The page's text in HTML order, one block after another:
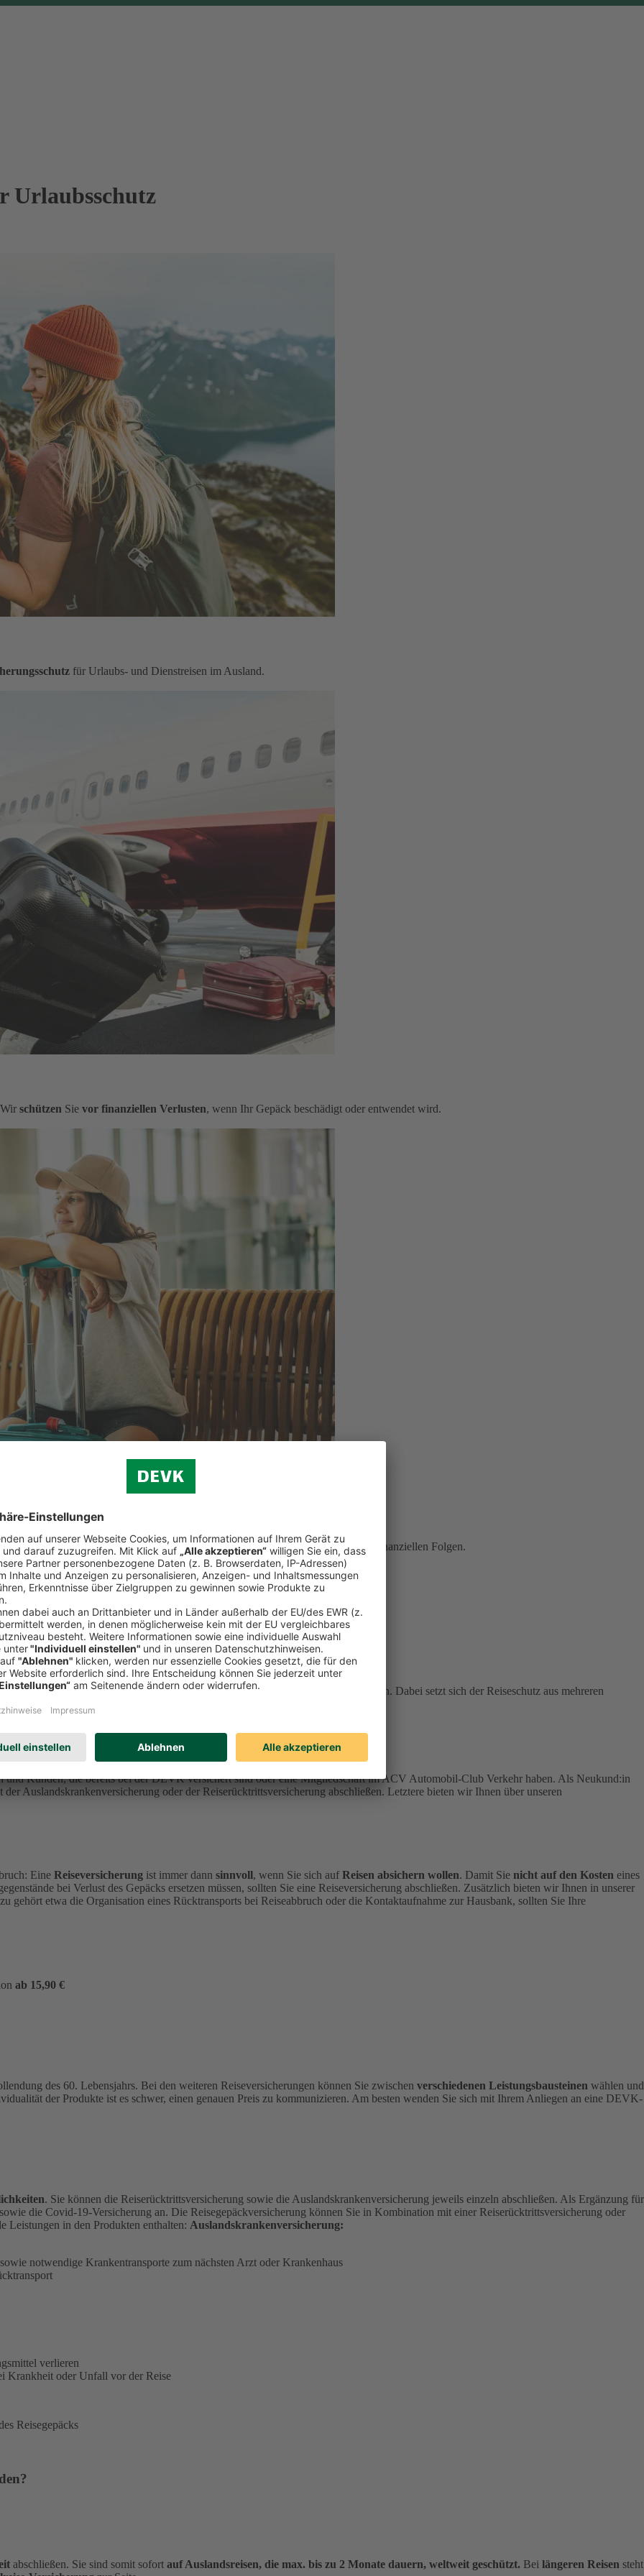
Urlaubsschutz
für Urlaubs- und Dienstreisen im Ausland.
schützen Sie vor finanziellen Verlusten, wenn Ihr Gepäck beschädigt oder entwendet wird.
Sie dieReiserücktrittsversicherung der ERGO Reiseversicherungvor den finanziellen Folgen.
durch Krankheit, Stornierung, Abbruch oder Gepäckverlust
entstehen können. Dabei setzt sich der Reiseschutz aus mehreren
ERGO Reiseversicherung
und Kunden, die bereits bei der DEVK versichert sind oder eine Mitgliedschaft im ACV Automobil-Club Verkehr haben. Als Neukund:in
Auslandskrankenversicherung oder der Reiserücktrittsversicherung abschließen. Letztere bieten wir Ihnen über unseren
Eine Reiseversicherung ist immer dann sinnvoll, wenn Sie sich auf Reisen absichern wollen. Damit Sie nicht auf den Kosten eines
bei Verlust des Gepäcks ersetzen müssen, sollten Sie eine Reiseversicherung abschließen. Zusätzlich bieten wir Ihnen in unserer
gehört etwa die Organisation eines Rücktransports bei Reiseabbruch oder die Kontaktaufnahme zur Hausbank, sollten Sie Ihre
ab 15,90 €
des 60. Lebensjahrs. Bei den weiteren Reiseversicherungen können Sie zwischen verschiedenen Leistungsbausteinen wählen und
der Produkte ist es schwer, einen genauen Preis zu kommunizieren. Am besten wenden Sie sich mit Ihrem Anliegen an eine DEVK-
. Sie können die Reiserücktrittsversicherung sowie die Auslandskrankenversicherung jeweils einzeln abschließen. Als Ergänzung für
die Covid-19-Versicherung an. Die Reisegepäckversicherung können Sie in Kombination mit einer Reiserücktrittsversicherung oder
Leistungen in den Produkten enthalten: Auslandskrankenversicherung:
notwendige Krankentransporte zum nächsten Arzt oder Krankenhaus
verlieren
Krankheit oder Unfall vor der Reise
Reisegepäcks
abschließen. Sie sind somit sofort auf Auslandsreisen, die max. bis zu 2 Monate dauern, weltweit geschützt. Bei längeren Reisen steht